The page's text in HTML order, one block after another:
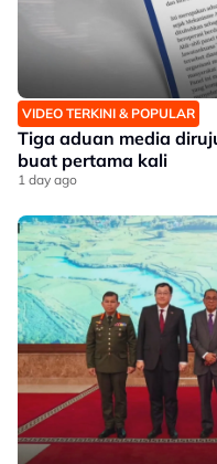
VIDEO TERKINI & POPULAR
Tiga aduan media
buat pertama kali
1 day ago